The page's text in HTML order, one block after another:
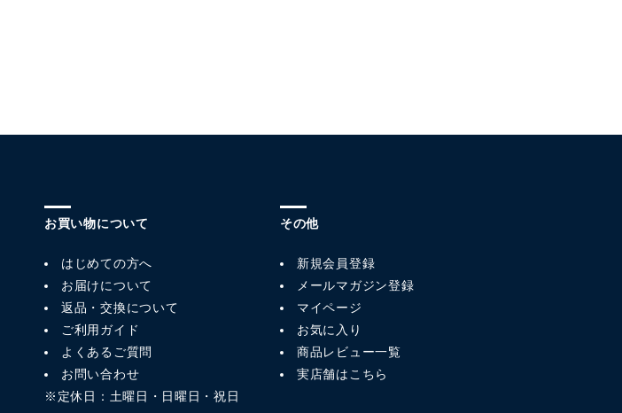
お買い物について
はじめての方へ
お届けについて
返品・交換について
ご利用ガイド
よくあるご質問
お問い合わせ
※定休日：土曜日・日曜日・祝日
その他
新規会員登録
メールマガジン登録
マイページ
お気に入り
商品レビュー一覧
実店舗はこちら